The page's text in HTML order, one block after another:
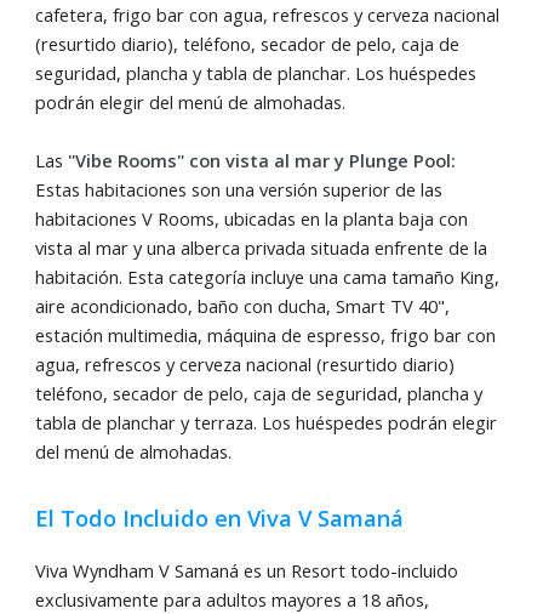
cafetera, frigo bar con agua, refrescos y cerveza nacional
(resurtido diario), teléfono, secador de pelo, caja de
seguridad, plancha y tabla de planchar. Los huéspedes
podrán elegir del menú de almohadas.
Las "Vibe Rooms" con vista al mar y Plunge Pool:
Estas habitaciones son una versión superior de las
habitaciones V Rooms, ubicadas en la planta baja con
vista al mar y una alberca privada situada enfrente de la
habitación. Esta categoría incluye una cama tamaño King,
aire acondicionado, baño con ducha, Smart TV 40",
estación multimedia, máquina de espresso, frigo bar con
agua, refrescos y cerveza nacional (resurtido diario)
teléfono, secador de pelo, caja de seguridad, plancha y
tabla de planchar y terraza. Los huéspedes podrán elegir
del menú de almohadas.
El Todo Incluido en Viva V Samaná
Viva Wyndham V Samaná es un Resort todo-incluido
exclusivamente para adultos mayores a 18 años,